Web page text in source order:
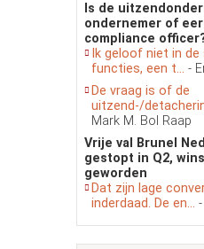
Is de
ondernemer of
compliance
Ik geloof niet in
functies, een t... -
De vraag is of de
uitzend-/
Mark M. Bol Raap
Vrije val Brunel
gestopt in Q2,
geworden
Dat zijn lage
inderdaad. De en...